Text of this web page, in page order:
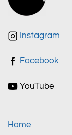
Instagram
Facebook
YouTube
Home